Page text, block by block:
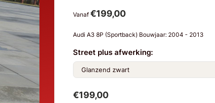
Vanaf €199,00
Audi A3 8P (Sportback) Bouwjaar: 2004 - 2013
Street plus afwerking:
€199,00